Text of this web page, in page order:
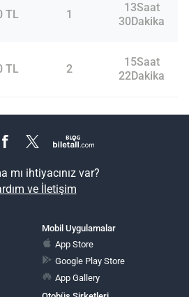
TL 1
13Saat
30Dakika
TL 2
15Saat
22Dakika
mı ihtiyacınız var?
ve İletişim
Mobil Uygulamalar
App Store
Google Play Store
App Gallery